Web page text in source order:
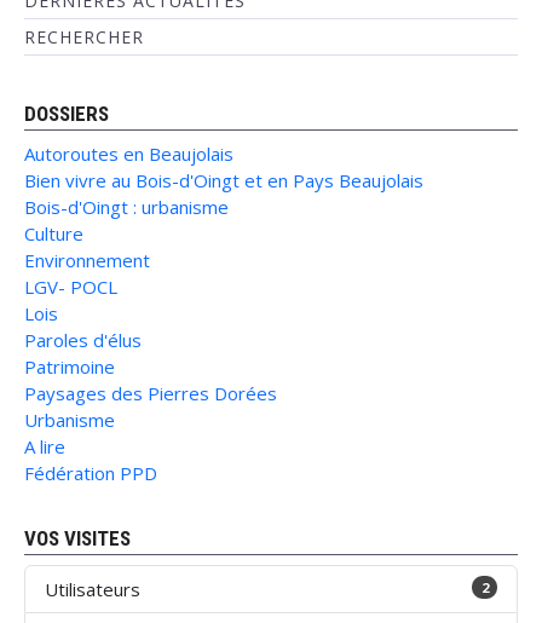
RECHERCHER
DOSSIERS
Autoroutes en Beaujolais
Bien vivre au Bois-d'Oingt et en Pays Beaujolais
Bois-d'Oingt : urbanisme
Culture
Environnement
LGV- POCL
Lois
Paroles d'élus
Patrimoine
Paysages des Pierres Dorées
Urbanisme
A lire
Fédération PPD
VOS VISITES
Utilisateurs 2